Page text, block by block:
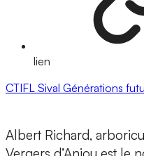
lien
CTIFL Sival Générations
Albert Richard,